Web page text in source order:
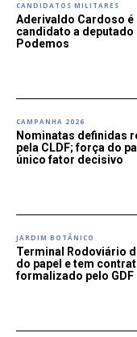
CANDIDATOS MILITARES
Aderivaldo Cardoso
candidato a
Podemos
CAMPANHA 2026
Nominatas definidas
pela CLDF; força do
único fator decisivo
JARDIM BOTÂNICO
Terminal Rodoviário
do papel e tem
formalizado pelo GDF